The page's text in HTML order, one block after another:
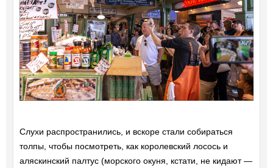
Слухи распространились, и вскоре стали собираться
толпы, чтобы посмотреть, как королевский лосось и
аляскинский палтус (морского окуня, кстати, не кидают —